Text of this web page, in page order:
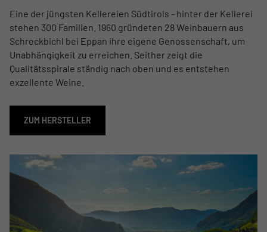
Eine der jüngsten Kellereien Südtirols - hinter der Kellerei
stehen 300 Familien. 1960 gründeten 28 Weinbauern aus
Schreckbichl bei Eppan ihre eigene Genossenschaft, um
Unabhängigkeit zu erreichen. Seither zeigt die
Qualitätsspirale ständig nach oben und es entstehen
exzellente Weine.
ZUM HERSTELLER